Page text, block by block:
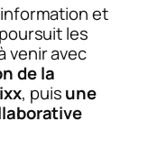
et
les
venir avec
de la
, puisune